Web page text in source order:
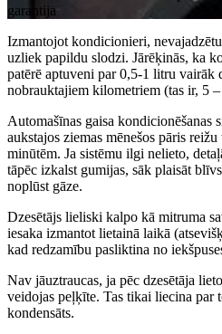
garantija
Izmantojot kondicionieri,
uzliek papildu slodzi. Jārēķinās, ka
patērē aptuveni par 0,5-1 litru vairāk
nobrauktajiem kilometriem (tas ir, 5
Automašīnas gaisa kondicionēšanas
aukstajos ziemas mēnešos pāris
minūtēm. Ja sistēmu ilgi nelieto,
tāpēc izkalst gumijas, sāk plaisāt
noplūst gāze.
Dzesētājs lieliski kalpo kā mitruma
iesaka izmantot lietainā laikā
kad redzamību pasliktina no
Nav jāuztraucas, ja pēc dzesētāja
veidojas peļķīte. Tas tikai liecina par
kondensāts.